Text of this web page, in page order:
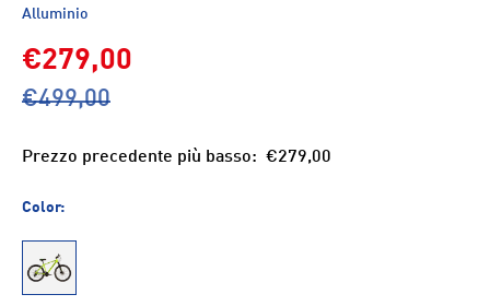
Alluminio
€279,00
€499,00
Prezzo precedente più basso: €279,00
Color:
1